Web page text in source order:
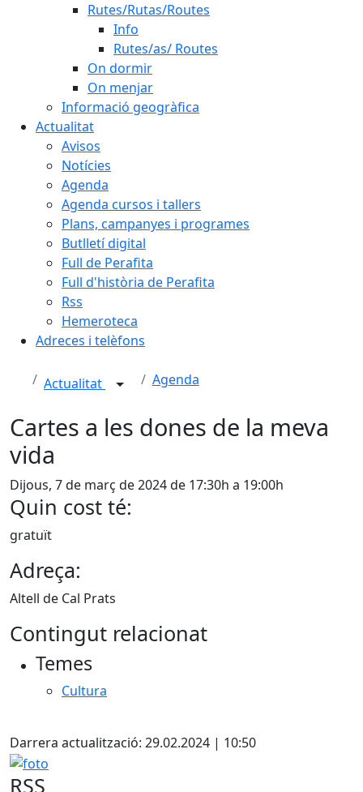
Rutes/Rutas/Routes
Info
Rutes/as/ Routes
On dormir
On menjar
Informació geogràfica
Actualitat
Avisos
Notícies
Agenda
Agenda cursos i tallers
Plans, campanyes i programes
Butlletí digital
Full de Perafita
Full d'història de Perafita
Rss
Hemeroteca
Adreces i telèfons
Actualitat Agenda
Cartes a les dones de la meva
vida
Dijous, 7 de març de 2024 de 17:30h a 19:00h
Quin cost té:
gratuït
Adreça:
Altell de Cal Prats
Contingut relacionat
Temes
Cultura
Darrera actualització: 29.02.2024 | 10:50
foto
RSS